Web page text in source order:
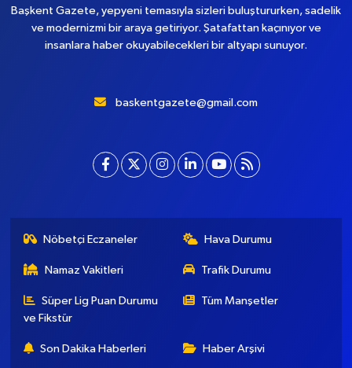
Başkent Gazete, yepyeni temasıyla sizleri buluştururken, sadelik
ve modernizmi bir araya getiriyor. Şatafattan kaçınıyor ve
insanlara haber okuyabilecekleri bir altyapı sunuyor.
baskentgazete@gmail.com
Nöbetçi Eczaneler Hava Durumu
Namaz Vakitleri Trafik Durumu
Süper Lig Puan Durumu
ve Fikstür
Tüm Manşetler
Son Dakika Haberleri Haber Arşivi